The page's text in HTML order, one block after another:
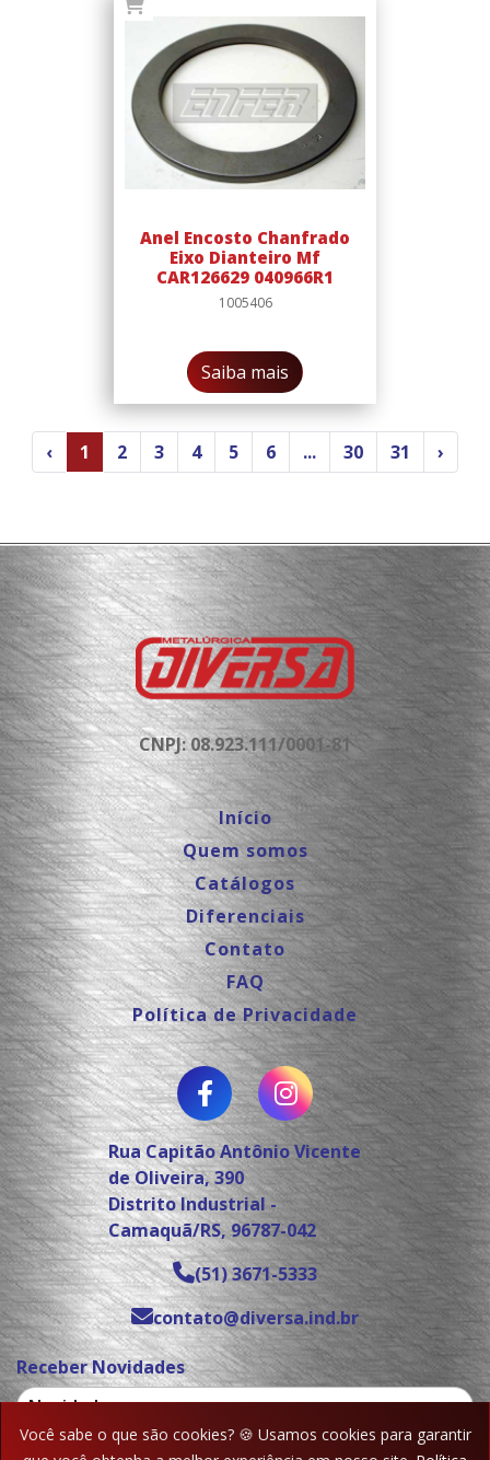
Você sabe o que são cookies? 🍪 Usamos cookies para garantir
Anel Encosto Chanfrado
Eixo Dianteiro Mf
CAR126629 040966R1
1005406
Saiba mais
‹ 1 2 3 4 5 6 ... 30 31 ›
CNPJ: 08.923.111/0001-81
Início
Quem somos
Catálogos
Diferenciais
Contato
FAQ
Política de Privacidade
Rua Capitão Antônio Vicente
de Oliveira, 390
Distrito Industrial -
Camaquã/RS, 96787-042
(51) 3671-5333
contato@diversa.ind.br
Receber Novidades